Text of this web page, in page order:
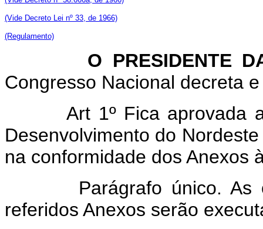
(Vide Decreto Lei nº 33, de 1966)
(Regulamento)
O PRESIDENTE DA
Congresso Nacional decreta
Art 1º Fica aprovada
Desenvolvimento do
na conformidade dos Anexos
Parágrafo único. As
referidos Anexos serão